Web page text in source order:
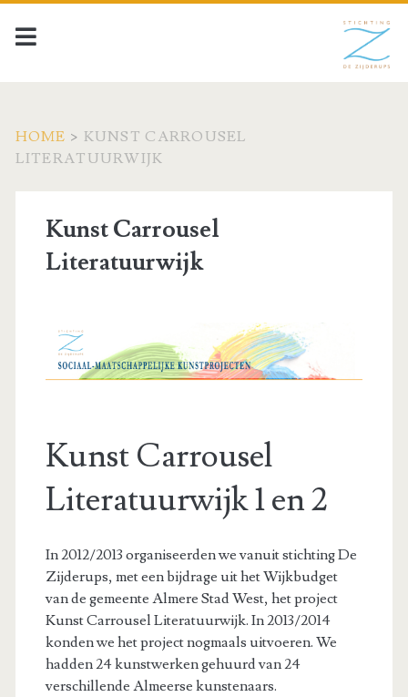
HOME > KUNST CARROUSEL
LITERATUURWIJK
Kunst Carrousel
Literatuurwijk
Kunst Carrousel
Literatuurwijk 1 en 2
In 2012/2013 organiseerden we vanuit stichting De
Zijderups, met een bijdrage uit het Wijkbudget
van de gemeente Almere Stad West, het project
Kunst Carrousel Literatuurwijk. In 2013/2014
konden we het project nogmaals uitvoeren. We
hadden 24 kunstwerken gehuurd van 24
verschillende Almeerse kunstenaars.